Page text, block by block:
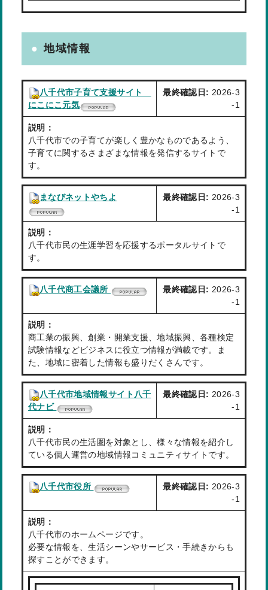
地域情報
八千代市子育て支援サイト
にこにこ元気
最終確認日: 2026-3
-1
説明：
八千代市での子育てが楽しく豊かなものであるよう、
子育てに関するさまざまな情報を発信するサイトで
す。
まなびネットやちよ 最終確認日: 2026-3
-1
説明：
八千代市民の生涯学習を応援するポータルサイトで
す。
八千代商工会議所 最終確認日: 2026-3
-1
説明：
商工業の振興、創業・開業支援、地域振興、各種検定
試験情報などビジネスに役立つ情報が満載です。ま
た、地域に密着した情報も盛りだくさんです。
八千代市地域情報サイト八千
代ナビ
最終確認日: 2026-3
-1
説明：
八千代市民の生活圏を対象とし、様々な情報を紹介し
ている個人運営の地域情報コミュニティサイトです。
八千代市役所 最終確認日: 2026-3
-1
説明：
八千代市のホームページです。
必要な情報を、生活シーンやサービス・手続きからも
探すことができます。